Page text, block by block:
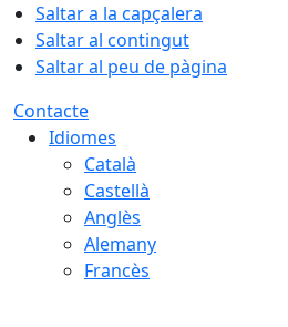
Saltar a la capçalera
Saltar al contingut
Saltar al peu de pàgina
Contacte
Idiomes
Català
Castellà
Anglès
Alemany
Francès